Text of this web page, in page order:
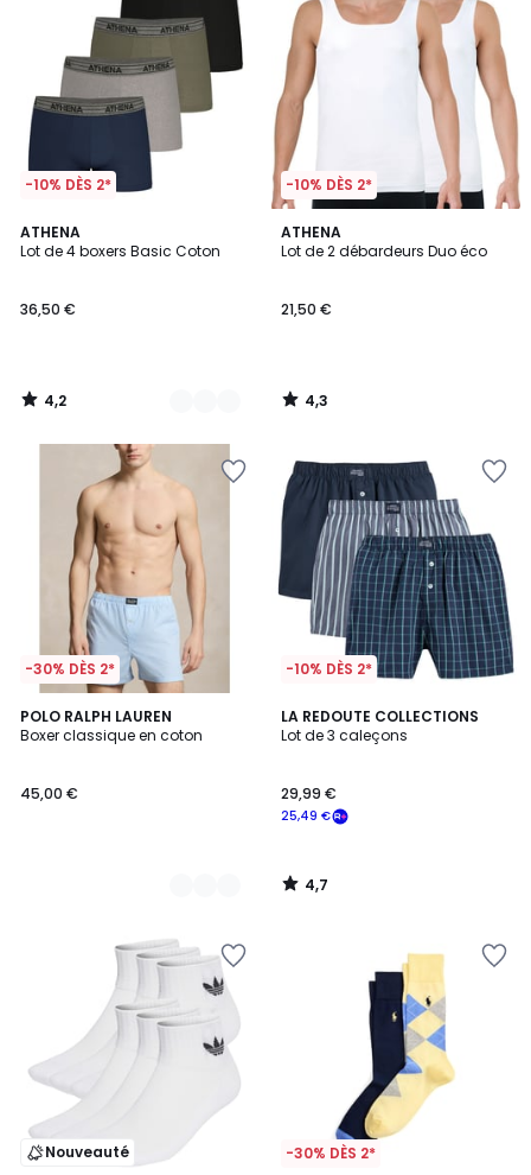
-10% DÈS 2*
ATHENA
Lot de 4 boxers Basic Coton
36,50 €
4,2
/ 5
4
Couleurs
4,2
/
-10% DÈS 2*
ATHENA
Lot de 2 débardeurs Duo éco
21,50 €
4,3
/ 5
4,3
/
-30% DÈS 2*
POLO RALPH LAUREN
Boxer classique en coton
45,00 €
2
Couleurs
-10% DÈS 2*
LA REDOUTE COLLECTIONS
Lot de 3 caleçons
25,49 €
29,99 €
4,7
/ 5
4,7
/
Nouveauté -30% DÈS 2*